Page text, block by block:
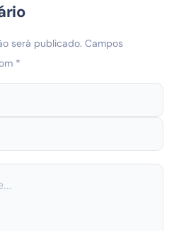
será publicado. Campos
*